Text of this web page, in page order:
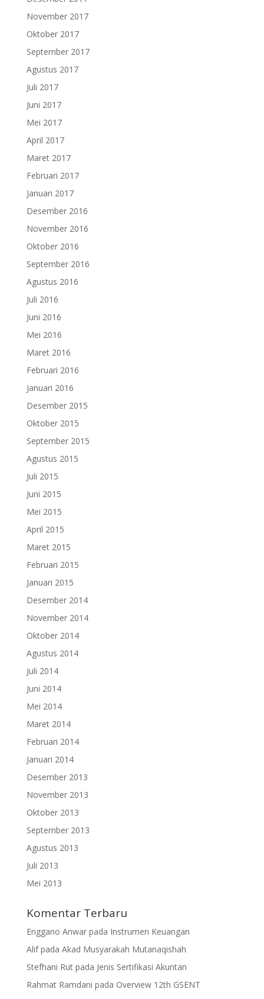
November 2017
Oktober 2017
September 2017
Agustus 2017
Juli 2017
Juni 2017
Mei 2017
April 2017
Maret 2017
Februari 2017
Januari 2017
Desember 2016
November 2016
Oktober 2016
September 2016
Agustus 2016
Juli 2016
Juni 2016
Mei 2016
Maret 2016
Februari 2016
Januari 2016
Desember 2015
Oktober 2015
September 2015
Agustus 2015
Juli 2015
Juni 2015
Mei 2015
April 2015
Maret 2015
Februari 2015
Januari 2015
Desember 2014
November 2014
Oktober 2014
Agustus 2014
Juli 2014
Juni 2014
Mei 2014
Maret 2014
Februari 2014
Januari 2014
Desember 2013
November 2013
Oktober 2013
September 2013
Agustus 2013
Juli 2013
Mei 2013
Komentar Terbaru
Enggano Anwarpada Instrumen Keuangan
Alifpada Akad Musyarakah Mutanaqishah
Stefhani Rutpada Jenis Sertifikasi Akuntan
Rahmat Ramdani pada Overview 12th GSENT